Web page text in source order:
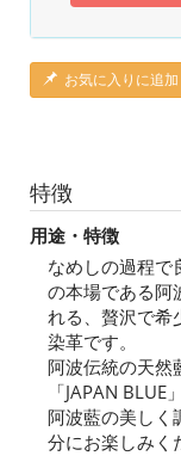
お気に入りに追加
特徴
用途・特徴
なめしの過程で
の本場である阿
れる、贅沢で希
染革です。
阿波伝統の天然
「JAPAN BLUE
阿波藍の美しく
分にお楽しみく